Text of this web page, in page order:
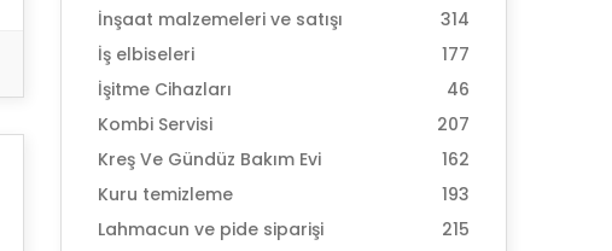
İnşaat malzemeleri ve satışı
314
İş elbiseleri
177
İşitme Cihazları
46
Kombi Servisi
207
Kreş Ve Gündüz Bakım Evi
162
Kuru temizleme
193
Lahmacun ve pide siparişi
215